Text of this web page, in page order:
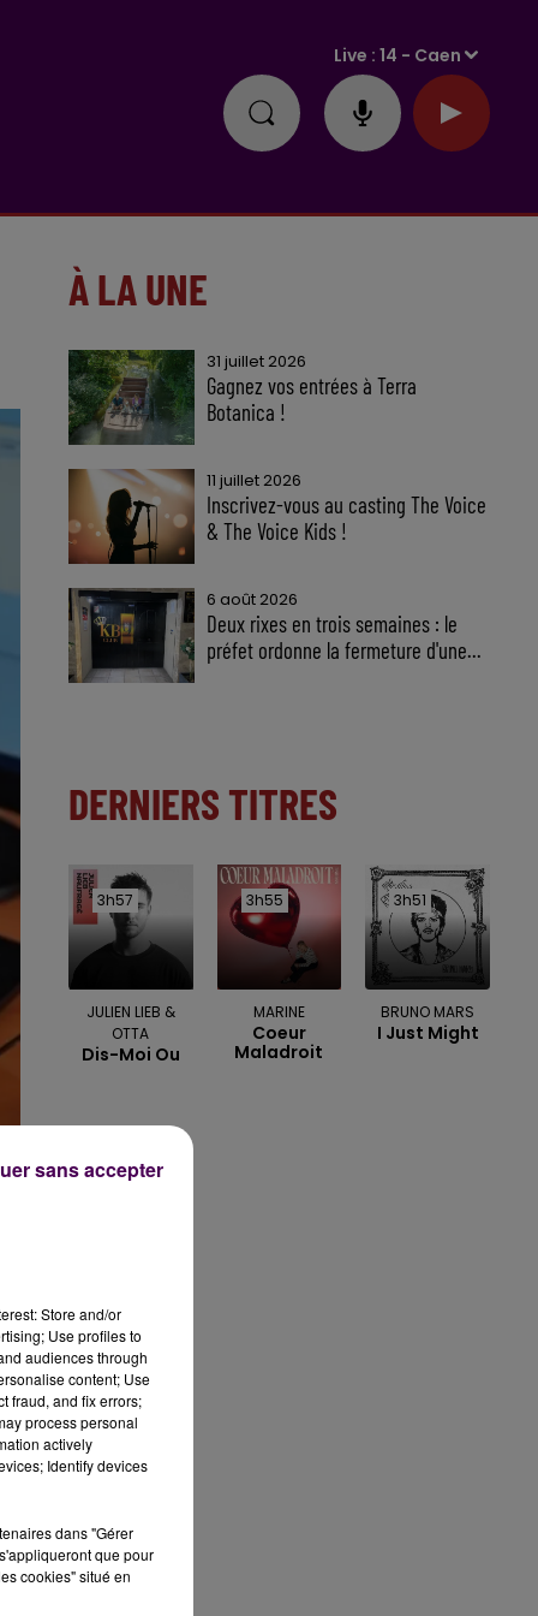
Live :14 - Caen
À LA UNE
31 juillet 2026
Gagnez vos entrées à Terra
Botanica !
11 juillet 2026
Inscrivez-vous au casting The Voice
& The Voice Kids !
6 août 2026
Deux rixes en trois semaines : le
préfet ordonne la fermeture d'une...
DERNIERS TITRES
3h57
3h57
JULIEN LIEB &
OTTA
Dis-Moi Ou
3h55
3h55
MARINE
Coeur
Maladroit
3h51
3h51
BRUNO MARS
I Just Might
Store and/or
Use profiles to
audiences through
content; Use
fraud, and fix errors;
process personal
actively
Identify devices
dans "Gérer
que pour
cookies" situé en
sans accepter